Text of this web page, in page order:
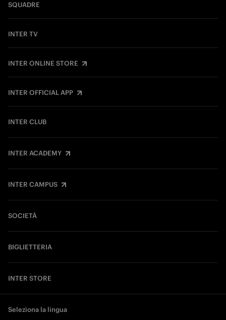
SQUADRE
INTER TV
INTER ONLINE STORE
INTER OFFICIAL APP
INTER CLUB
INTER ACADEMY
INTER CAMPUS
SOCIETÀ
BIGLIETTERIA
INTER STORE
Seleziona la lingua